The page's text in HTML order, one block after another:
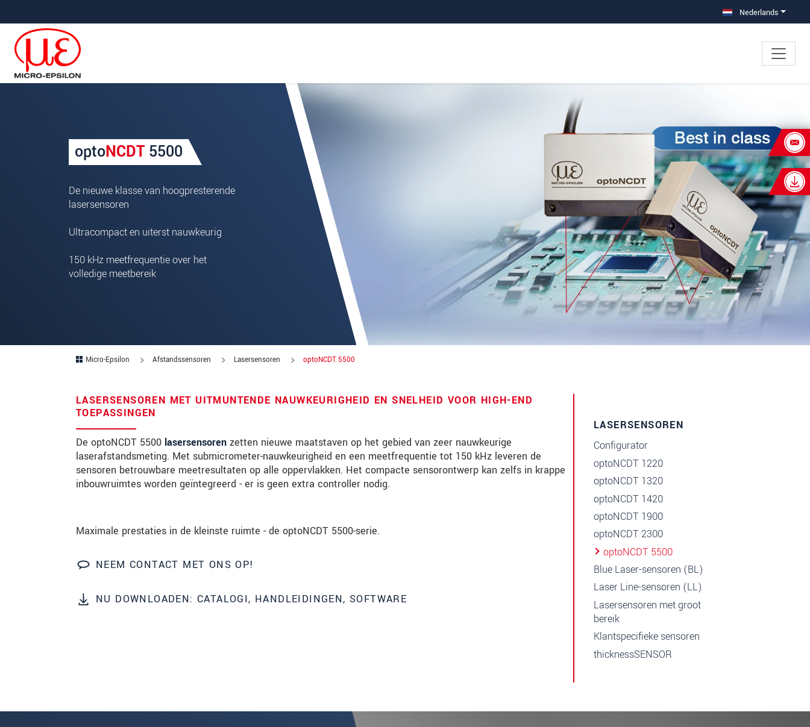
Nederlands
optoNCDT 5500
De nieuwe klasse van hoogpresterende
lasersensoren
Ultracompact en uiterst nauwkeurig
150 kHz meetfrequentie over het
volledige meetbereik
Micro-Epsilon Afstandssensoren Lasersensoren optoNCDT 5500
LASERSENSOREN MET UITMUNTENDE NAUWKEURIGHEID EN SNELHEID VOOR HIGH-END
TOEPASSINGEN
De optoNCDT 5500 lasersensoren zetten nieuwe maatstaven op het gebied van zeer nauwkeurige
laserafstandsmeting. Met submicrometer-nauwkeurigheid en een meetfrequentie tot 150 kHz leveren de
sensoren betrouwbare meetresultaten op alle oppervlakken. Het compacte sensorontwerp kan zelfs in krappe
inbouwruimtes worden geïntegreerd - er is geen extra controller nodig.
Maximale prestaties in de kleinste ruimte - de optoNCDT 5500-serie.
NEEM CONTACT MET ONS OP!
NU DOWNLOADEN: CATALOGI, HANDLEIDINGEN, SOFTWARE
LASERSENSOREN
Configurator
optoNCDT 1220
optoNCDT 1320
optoNCDT 1420
optoNCDT 1900
optoNCDT 2300
optoNCDT 5500
Blue Laser-sensoren (BL)
Laser Line-sensoren (LL)
Lasersensoren met groot
bereik
Klantspecifieke sensoren
thicknessSENSOR
Uw aanvraag van: optoNCDT 5500
Begroeting*
Voornaam*
Straat
Land*
E-mail*
Bericht
Houd mij op de hoogte van productinnovaties via e-mail.
We behandelen uw gegevens vertrouwelijk. Lees onze Privacyverklaring
BERICHT VERZENDEN